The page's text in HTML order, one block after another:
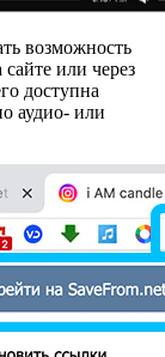
возможность
или через
доступна
аудио- или